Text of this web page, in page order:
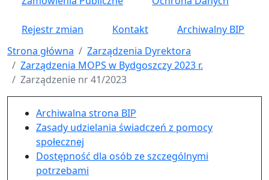
Rejestr zmian Kontakt
Archiwalny BIP
Strona główna
Zarządzenia Dyrektora
Zarządzenia MOPS w Bydgoszczy 2023 r.
Zarządzenie nr 41/2023
Menu główne pionowe
Archiwalna strona BIP
Zasady udzielania świadczeń z pomocy
społecznej
Dostępność dla osób ze szczególnymi
potrzebami